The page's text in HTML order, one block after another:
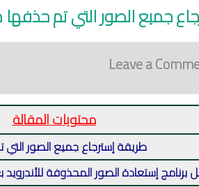
جميع الصور التي تم
Leave a
محتويات المقالة
طريقة إسترجاع جميع الصور
برنامج إستعادة الصور المحذوفة